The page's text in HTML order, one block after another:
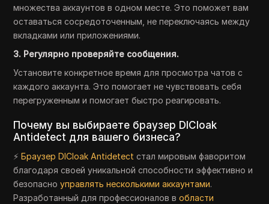
множества аккаунтов в одном месте. Это поможет вам
оставаться сосредоточенным, не переключаясь между
вкладками или приложениями.
3. Регулярно проверяйте сообщения.
Установите конкретное время для просмотра чатов с
каждого аккаунта. Это помогает не чувствовать себя
перегруженным и помогает быстро реагировать.
Почему вы выбираете браузер DICloak
Antidetect для вашего бизнеса?
⚡Браузер DICloak Antidetect стал мировым фаворитом
благодаря своей уникальной способности эффективно и
безопасноуправлять несколькими аккаунтами.
Разработанный для профессионалов вобласти